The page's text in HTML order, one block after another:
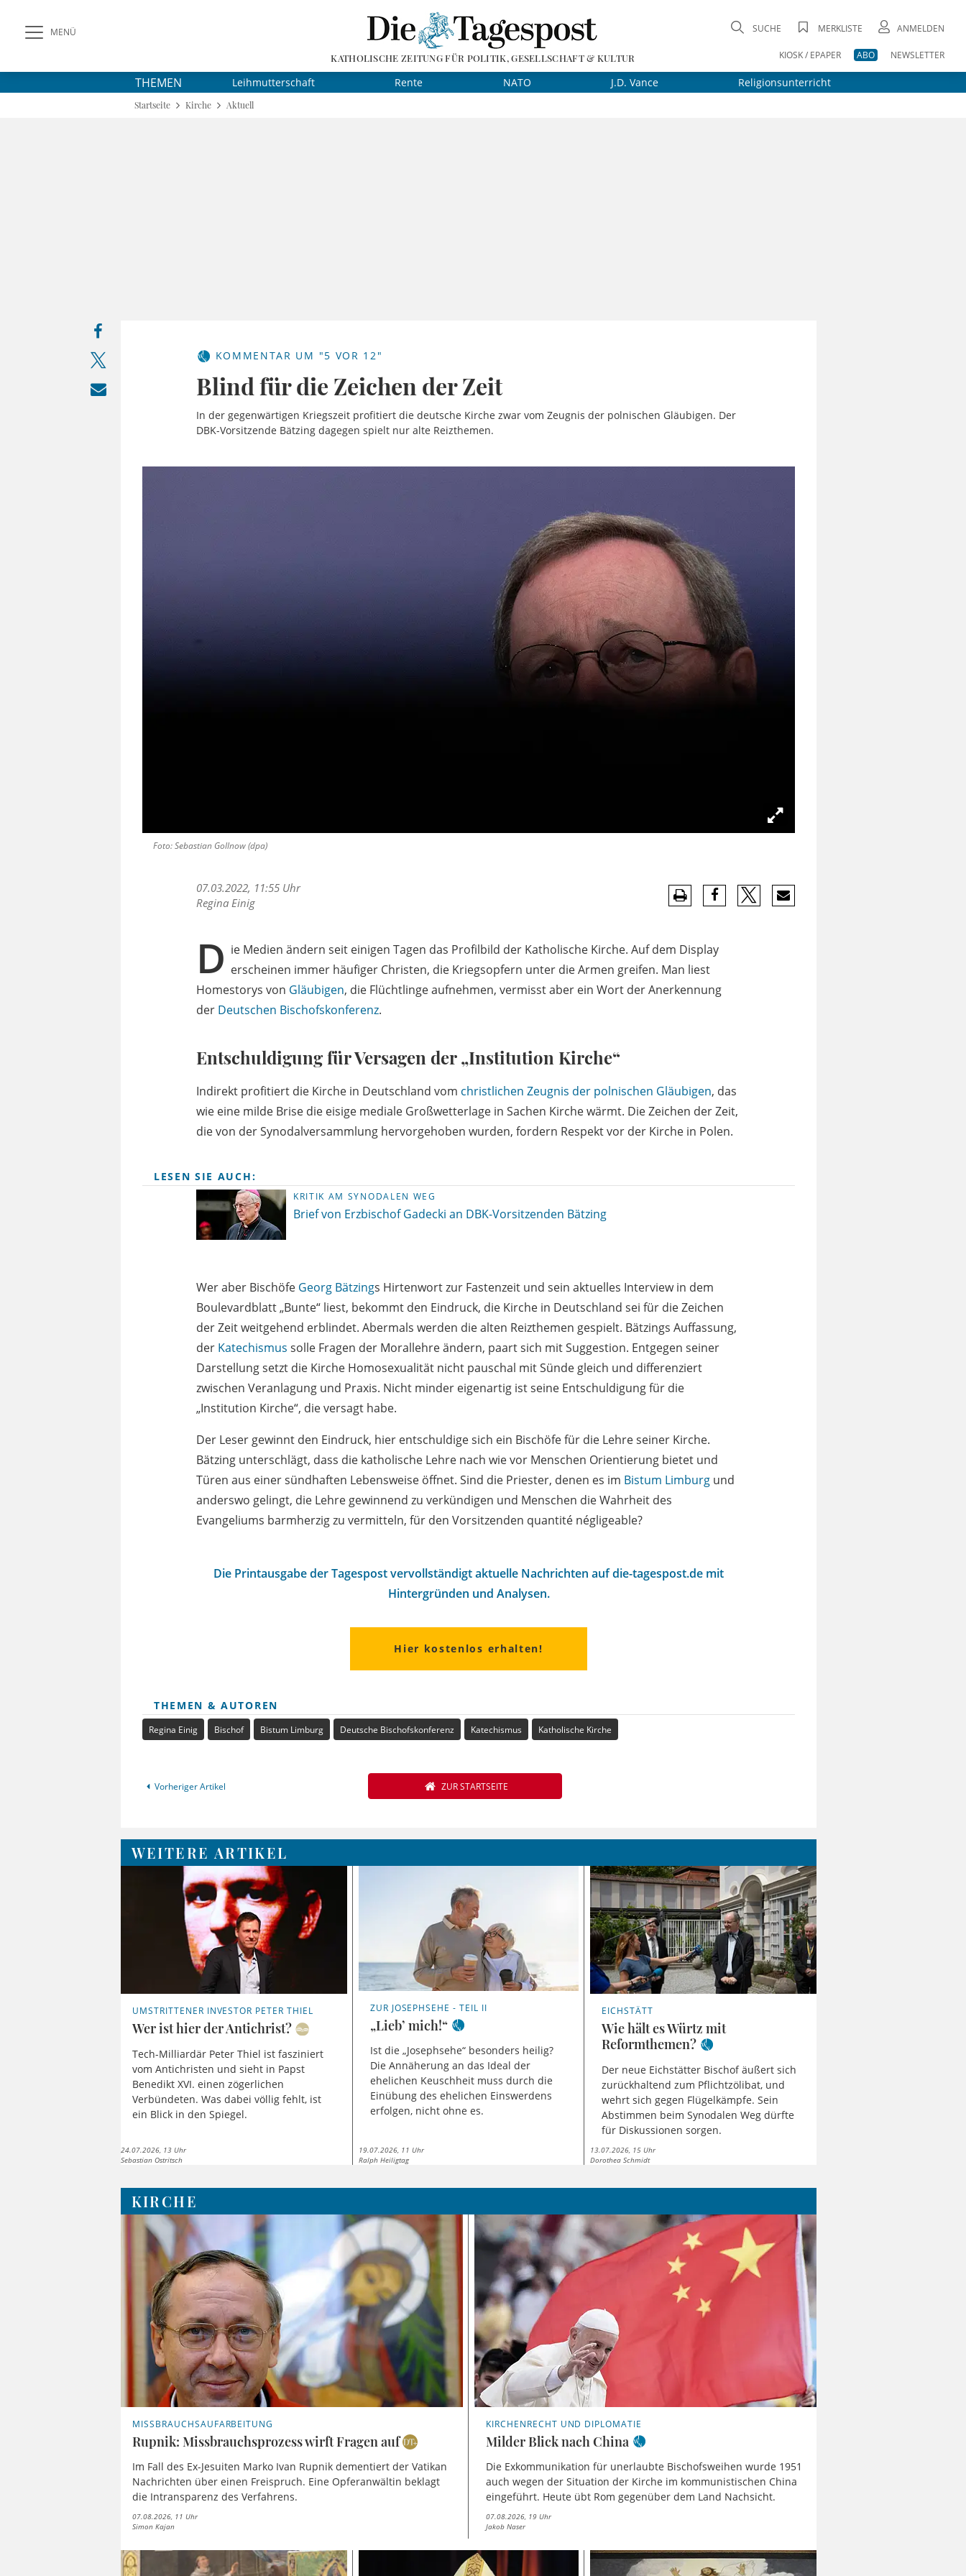
MENÜ
KATHOLISCHE ZEITUNG FÜR POLITIK, GESELLSCHAFT & KULTUR
SUCHE MERKLISTE ANMELDEN
KIOSK / EPAPER ABO NEWSLETTER
THEMEN Leihmutterschaft Rente NATO J.D. Vance Religionsunterricht
Startseite Kirche Aktuell
KOMMENTAR UM "5 VOR 12"
Blind für die Zeichen der Zeit
In der gegenwärtigen Kriegszeit profitiert die deutsche Kirche zwar vom Zeugnis der polnischen Gläubigen. Der
DBK-Vorsitzende Bätzing dagegen spielt nur alte Reizthemen.
Foto: Sebastian Gollnow (dpa)
07.03.2022, 11:55 Uhr
Regina Einig
D ie Medien ändern seit einigen Tagen das Profilbild der Katholische Kirche. Auf dem Display
erscheinen immer häufiger Christen, die Kriegsopfern unter die Armen greifen. Man liest
Homestorys von Gläubigen, die Flüchtlinge aufnehmen, vermisst aber ein Wort der Anerkennung
der Deutschen Bischofskonferenz.
Entschuldigung für Versagen der „Institution Kirche“
Indirekt profitiert die Kirche in Deutschland vom christlichen Zeugnis der polnischen Gläubigen, das
wie eine milde Brise die eisige mediale Großwetterlage in Sachen Kirche wärmt. Die Zeichen der Zeit,
die von der Synodalversammlung hervorgehoben wurden, fordern Respekt vor der Kirche in Polen.
LESEN SIE AUCH:
KRITIK AM SYNODALEN WEG
Brief von Erzbischof Gadecki an DBK-Vorsitzenden Bätzing
Wer aber Bischöfe Georg Bätzings Hirtenwort zur Fastenzeit und sein aktuelles Interview in dem
Boulevardblatt „Bunte“ liest, bekommt den Eindruck, die Kirche in Deutschland sei für die Zeichen
der Zeit weitgehend erblindet. Abermals werden die alten Reizthemen gespielt. Bätzings Auffassung,
der Katechismus solle Fragen der Morallehre ändern, paart sich mit Suggestion. Entgegen seiner
Darstellung setzt die Kirche Homosexualität nicht pauschal mit Sünde gleich und differenziert
zwischen Veranlagung und Praxis. Nicht minder eigenartig ist seine Entschuldigung für die
„Institution Kirche“, die versagt habe.
Der Leser gewinnt den Eindruck, hier entschuldige sich ein Bischöfe für die Lehre seiner Kirche.
Bätzing unterschlägt, dass die katholische Lehre nach wie vor Menschen Orientierung bietet und
Türen aus einer sündhaften Lebensweise öffnet. Sind die Priester, denen es im Bistum Limburg und
anderswo gelingt, die Lehre gewinnend zu verkündigen und Menschen die Wahrheit des
Evangeliums barmherzig zu vermitteln, für den Vorsitzenden quantité négligeable?
Die Printausgabe der Tagespost vervollständigt aktuelle Nachrichten auf die-tagespost.de mit
Hintergründen und Analysen.
Hier kostenlos erhalten!
THEMEN & AUTOREN
Regina Einig Bischof Bistum Limburg Deutsche Bischofskonferenz Katechismus Katholische Kirche
Vorheriger Artikel ZUR STARTSEITE
WEITERE ARTIKEL
UMSTRITTENER INVESTOR PETER THIEL
Wer ist hier der Antichrist?
Tech-Milliardär Peter Thiel ist fasziniert
vom Antichristen und sieht in Papst
Benedikt XVI. einen zögerlichen
Verbündeten. Was dabei völlig fehlt, ist
ein Blick in den Spiegel.
24.07.2026, 13 Uhr
Sebastian Ostritsch
ZUR JOSEPHSEHE - TEIL II
„Lieb’ mich!“
Ist die „Josephsehe“ besonders heilig?
Die Annäherung an das Ideal der
ehelichen Keuschheit muss durch die
Einübung des ehelichen Einswerdens
erfolgen, nicht ohne es.
19.07.2026, 11 Uhr
Ralph Heiligtag
EICHSTÄTT
Wie hält es Würtz mit
Reformthemen?
Der neue Eichstätter Bischof äußert sich
zurückhaltend zum Pflichtzölibat, und
wehrt sich gegen Flügelkämpfe. Sein
Abstimmen beim Synodalen Weg dürfte
für Diskussionen sorgen.
13.07.2026, 15 Uhr
Dorothea Schmidt
KIRCHE
MISSBRAUCHSAUFARBEITUNG
Rupnik: Missbrauchsprozess wirft Fragen auf
Im Fall des Ex-Jesuiten Marko Ivan Rupnik dementiert der Vatikan
Nachrichten über einen Freispruch. Eine Opferanwältin beklagt
die Intransparenz des Verfahrens.
07.08.2026, 11 Uhr
Simon Kajan
KIRCHENRECHT UND DIPLOMATIE
Milder Blick nach China
Die Exkommunikation für unerlaubte Bischofsweihen wurde 1951
auch wegen der Situation der Kirche im kommunistischen China
eingeführt. Heute übt Rom gegenüber dem Land Nachsicht.
07.08.2026, 19 Uhr
Jakob Naser